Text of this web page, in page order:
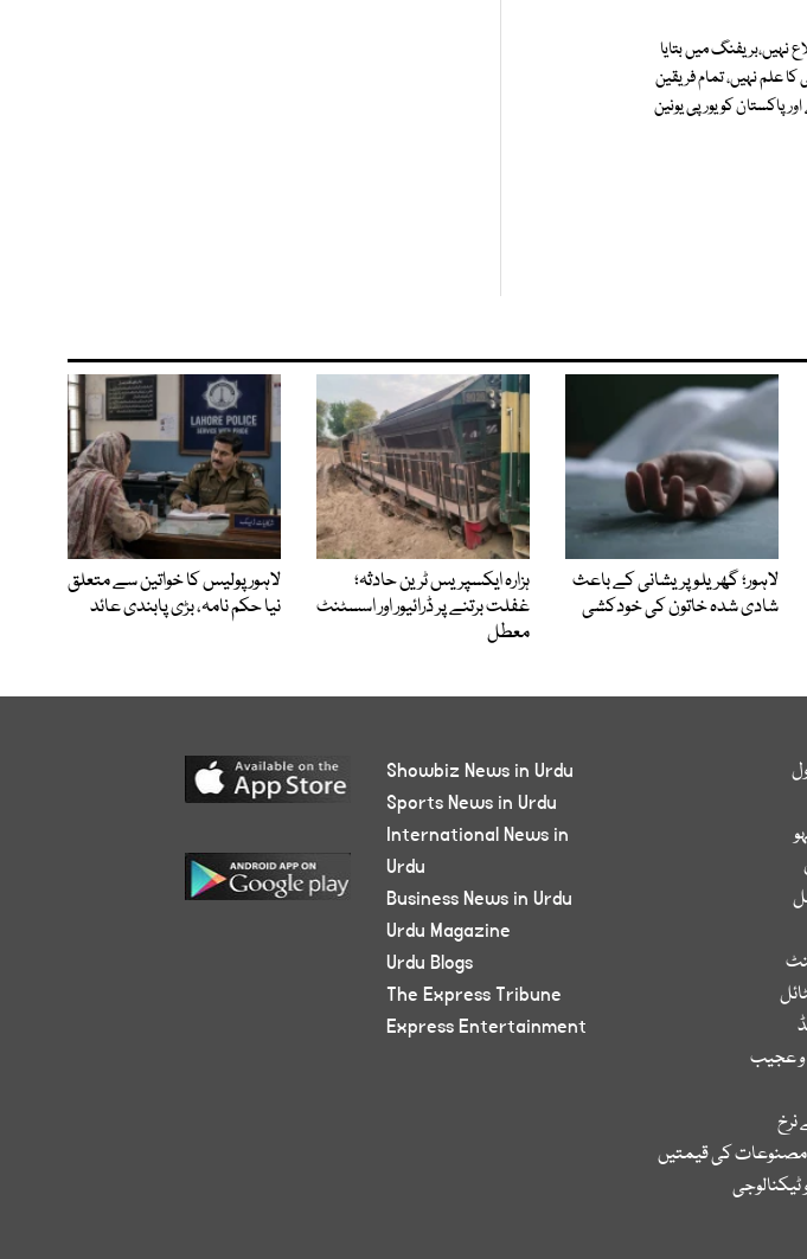
میں بتایا
علم نہیں، تمام فریقین
کو یورپی یونین
لاہور؛ گھریلو پریشانی کے باعث
شادی شدہ خاتون کی خودکشی
ہزارہ ایکسپریس ٹرین حادثہ؛
غفلت برتنے پر ڈرائیور اور اسسٹنٹ
معطل
لاہور پولیس کا خواتین سے متعلق
نیا حکم نامہ، بڑی پابندی عائد
عجیب
مصنوعات کی قیمتیں
Showbiz News in Urdu
Sports News in Urdu
International News in
Urdu
Business News in Urdu
Urdu Magazine
Urdu Blogs
The Express Tribune
Express Entertainment